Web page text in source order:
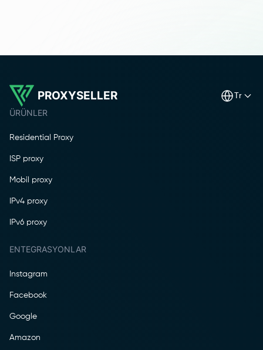
PROXYSELLER tr
ÜRÜNLER
Residential Proxy
ISP proxy
Mobil proxy
IPv4 proxy
IPv6 proxy
ENTEGRASYONLAR
Instagram
Facebook
Google
Amazon